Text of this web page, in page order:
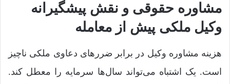
مشاوره حقوقی و نقش پیشگیرانه
وکیل ملکی پیش از معامله
هزینه مشاوره وکیل در برابر ضررهای دعاوی ملکی ناچیز
است. یک اشتباه می‌تواند سال‌ها سرمایه را معطل کند.